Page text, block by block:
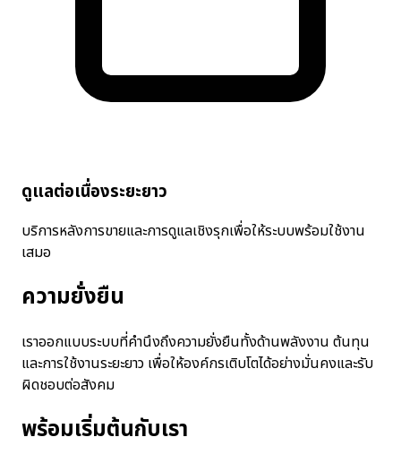
ดูแลต่อเนื่องระยะยาว
บริการหลังการขายและการดูแลเชิงรุกเพื่อให้ระบบพร้อมใช้งาน
เสมอ
ความยั่งยืน
เราออกแบบระบบที่คำนึงถึงความยั่งยืนทั้งด้านพลังงาน ต้นทุน
และการใช้งานระยะยาว เพื่อให้องค์กรเติบโตได้อย่างมั่นคงและรับ
ผิดชอบต่อสังคม
พร้อมเริ่มต้นกับเรา